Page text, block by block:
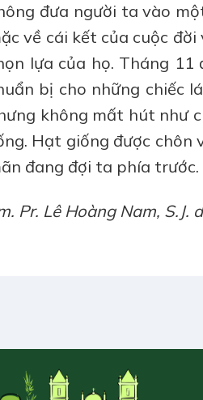
đưa người ta vào
về cái kết của cuộc
lựa của họ. Tháng
bị cho những chiếc
không mất hút như
Hạt giống được chôn
đang đợi ta phía trước.
Pr. Lê Hoàng Nam, S.J.